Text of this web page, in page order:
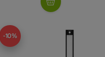
-10%